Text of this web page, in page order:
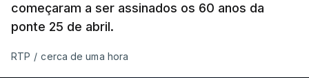
começaram a ser assinados os 60 anos da
ponte 25 de abril.
RTP / cerca de uma hora